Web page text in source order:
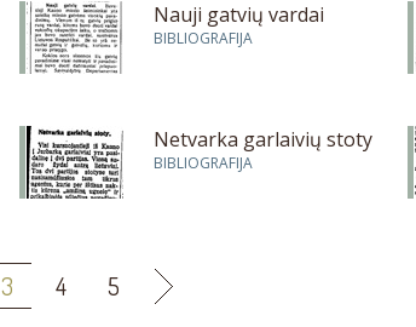
Nauji gatvių vardai
BIBLIOGRAFIJA
Netvarka garlaivių stoty
BIBLIOGRAFIJA
3 4 5